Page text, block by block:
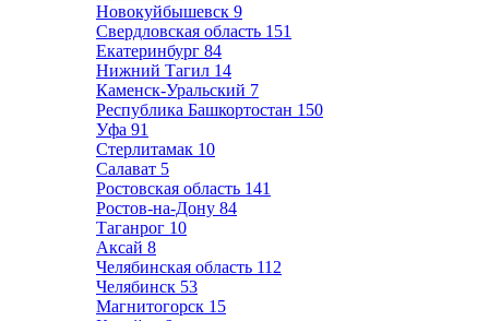
Новокуйбышевск 9
Свердловская область 151
Екатеринбург 84
Нижний Тагил 14
Каменск-Уральский 7
Республика Башкортостан 150
Уфа 91
Стерлитамак 10
Салават 5
Ростовская область 141
Ростов-на-Дону 84
Таганрог 10
Аксай 8
Челябинская область 112
Челябинск 53
Магнитогорск 15